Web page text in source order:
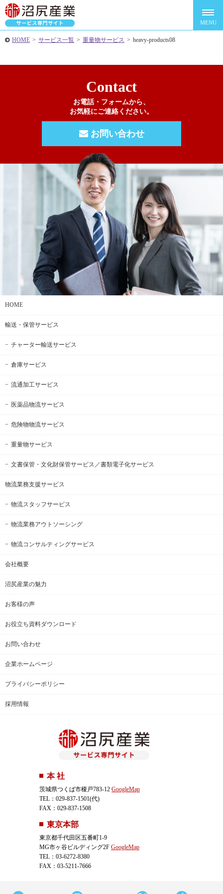
HOME > サービス一覧 > 重量物サービス > heavy-products08
Contact
お電話・フォームから、
お気軽にご連絡ください。
お問い合わせ
HOME
輸送・保管サービス
チャーター輸送サービス
倉庫サービス
流通加工サービス
医薬品物流サービス
危険物物流サービス
重量物サービス
文書保管・文化財保管サービス ／書類電子化サービス
物流業務支援サービス
物流スタッフサービス
物流業務アウトソーシング
物流コンサルティングサービス
会社概要
沼尻産業の魅力
お客様の声
お役立ち資料ダウンロード
お問い合わせ
企業ホームページ
プライバシーポリシー
採用情報
本 社
茨城県つくば市榎戸783-12 GoogleMap
TEL：029-837-1501(代)
FAX：029-837-1508
東京本部
東京都千代田区五番町1-9
MG市ヶ谷ビルディング2F GoogleMap
TEL：03-6272-8380
FAX：03-5211-7666